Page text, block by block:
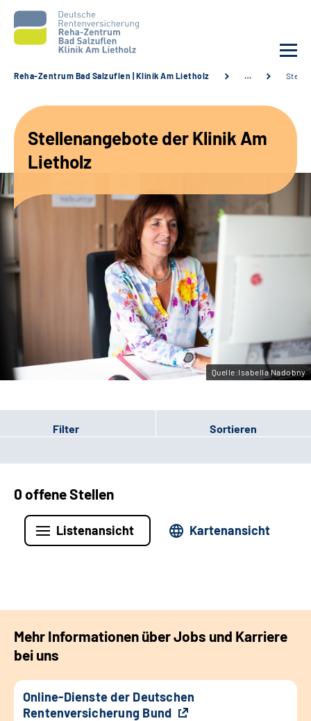
Unsere Angebote
Karriere
Sozialdienste & Zuweisende
Leichte Sprache
Gebärdensprache
Reha-Zentrum Bad Salzuflen | Klinik Am Lietholz …
Stellenangebote der Klinik Am
Lietholz
Quelle:Isabella Nadobny
Filter Sortieren
0 offene Stellen
Listenansicht Kartenansicht
Mehr Informationen über Jobs und Karriere
bei uns
Online-Dienste der Deutschen
Rentenversicherung Bund